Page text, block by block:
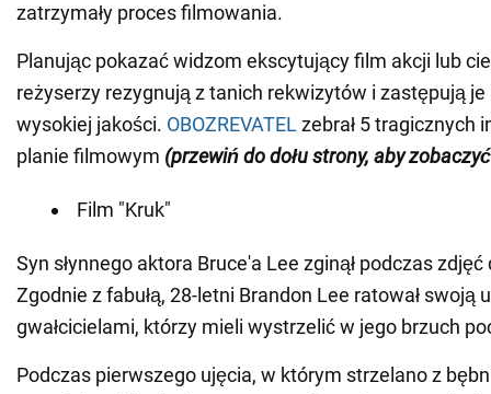
zatrzymały proces filmowania.
Planując pokazać widzom ekscytujący film akcji lub
reżyserzy rezygnują z tanich rekwizytów i zastępują
wysokiej jakości. OBOZREVATELzebrał 5 tragicznych
planie filmowym (przewiń do dołu strony, aby
Film "Kruk"
Syn słynnego aktora Bruce'a Lee zginął podczas
Zgodnie z fabułą, 28-letni Brandon Lee ratował swoją
gwałcicielami, którzy mieli wystrzelić w jego brzuch
Podczas pierwszego ujęcia, w którym strzelano z